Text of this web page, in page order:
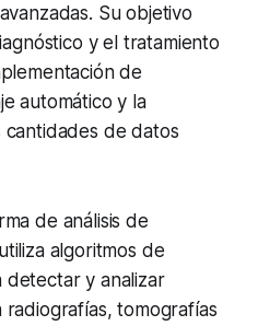
Su objetivo
y el tratamiento
de
automático y la
de datos
de análisis de
algoritmos de
detectar y analizar
radiografías, tomografías